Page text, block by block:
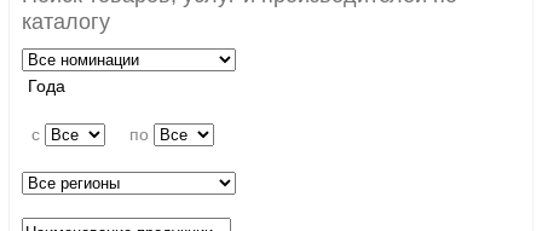
каталогу
Года
c по